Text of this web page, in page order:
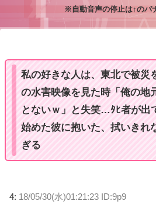
※自動音声の停止は↑のバ
私の好きな人は、東北で被災
の水害映像を見た時「俺の地
とないｗ」と失笑…ﾀﾋ者が出
始めた彼に抱いた、拭いきれ
ぎる
4: 18/05/30(水)01:21:23 ID:9p9